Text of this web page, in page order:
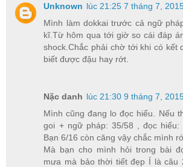
Unknown lúc 21:25 7 tháng 7,
Mình làm dokkai trước cả ngữ
kĩ.Từ hôm qua tới giờ so cái đáp
shock.Chắc phải chờ tới khi có kết
biết được đậu hay rớt.
Nặc danh lúc 21:30 9 tháng 7,
Mình cũng đang lo đọc hiểu. Nếu
goi + ngữ pháp: 35/58 , đọc hiểu:
Bạn 6/16 còn căng vậy chắc mình
Mà bạn cho mình hỏi trong bài
mưa mà bảo thời tiết đẹp Í là câu